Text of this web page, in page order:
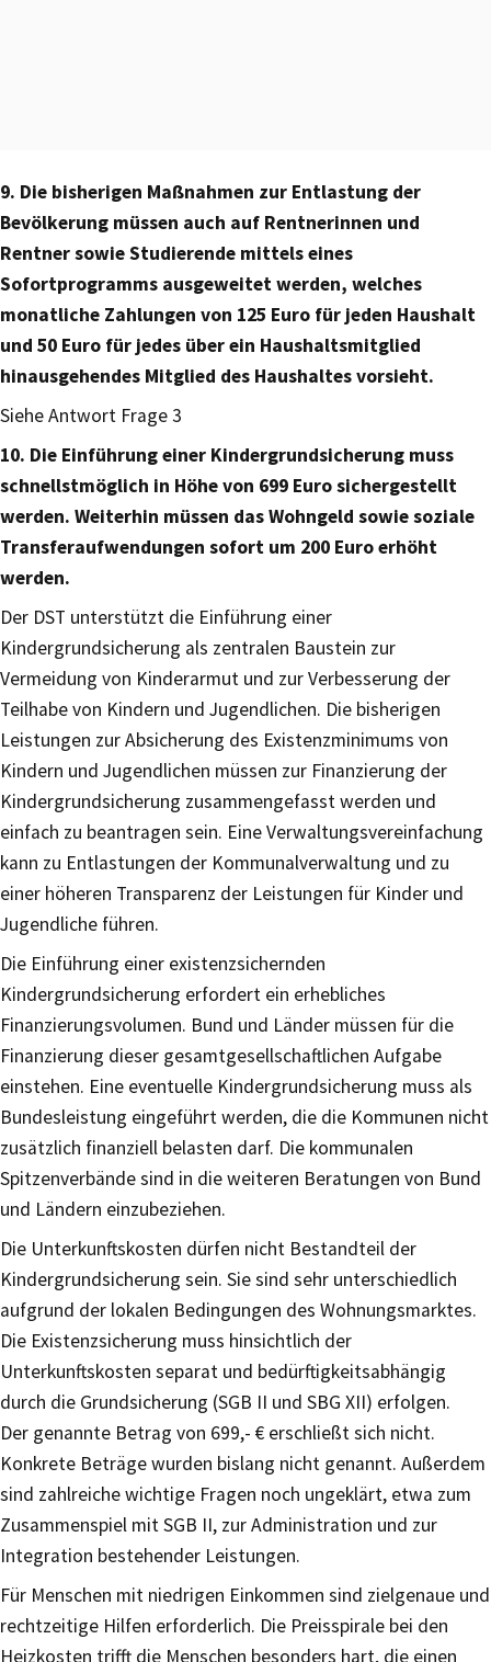
9. Die bisherigen Maßnahmen zur Entlastung der
Bevölkerung müssen auch auf Rentnerinnen und
Rentner sowie Studierende mittels eines
Sofortprogramms ausgeweitet werden, welches
monatliche Zahlungen von 125 Euro für jeden Haushalt
und 50 Euro für jedes über ein Haushaltsmitglied
hinausgehendes Mitglied des Haushaltes vorsieht.
Siehe Antwort Frage 3
10. Die Einführung einer Kindergrundsicherung muss
schnellstmöglich in Höhe von 699 Euro sichergestellt
werden. Weiterhin müssen das Wohngeld sowie soziale
Transferaufwendungen sofort um 200 Euro erhöht
werden.
Der DST unterstützt die Einführung einer
Kindergrundsicherung als zentralen Baustein zur
Vermeidung von Kinderarmut und zur Verbesserung der
Teilhabe von Kindern und Jugendlichen. Die bisherigen
Leistungen zur Absicherung des Existenzminimums von
Kindern und Jugendlichen müssen zur Finanzierung der
Kindergrundsicherung zusammengefasst werden und
einfach zu beantragen sein. Eine Verwaltungsvereinfachung
kann zu Entlastungen der Kommunalverwaltung und zu
einer höheren Transparenz der Leistungen für Kinder und
Jugendliche führen.
Die Einführung einer existenzsichernden
Kindergrundsicherung erfordert ein erhebliches
Finanzierungsvolumen. Bund und Länder müssen für die
Finanzierung dieser gesamtgesellschaftlichen Aufgabe
einstehen. Eine eventuelle Kindergrundsicherung muss als
Bundesleistung eingeführt werden, die die Kommunen nicht
zusätzlich finanziell belasten darf. Die kommunalen
Spitzenverbände sind in die weiteren Beratungen von Bund
und Ländern einzubeziehen.
Die Unterkunftskosten dürfen nicht Bestandteil der
Kindergrundsicherung sein. Sie sind sehr unterschiedlich
aufgrund der lokalen Bedingungen des Wohnungsmarktes.
Die Existenzsicherung muss hinsichtlich der
Unterkunftskosten separat und bedürftigkeitsabhängig
durch die Grundsicherung (SGB II und SBG XII) erfolgen.
Der genannte Betrag von 699,- € erschließt sich nicht.
Konkrete Beträge wurden bislang nicht genannt. Außerdem
sind zahlreiche wichtige Fragen noch ungeklärt, etwa zum
Zusammenspiel mit SGB II, zur Administration und zur
Integration bestehender Leistungen.
Für Menschen mit niedrigen Einkommen sind zielgenaue und
rechtzeitige Hilfen erforderlich. Die Preisspirale bei den
Heizkosten trifft die Menschen besonders hart, die einen